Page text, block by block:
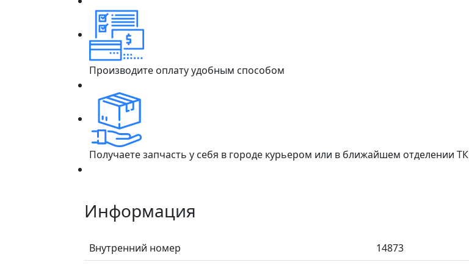
Производите оплату удобным способом
Получаете запчасть у себя в городе курьером или в ближайшем отделении ТК
Информация
Внутренний номер
14873